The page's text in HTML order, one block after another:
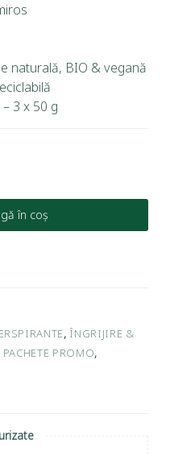
naturală, BIO & vegană
3 x 50 g
în coș
, ÎNGRIJIRE &
PACHETE PROMO,